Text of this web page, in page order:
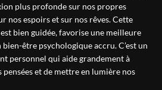
plus profonde sur nos propres
nos espoirs et sur nos rêves. Cette
bien guidée, favorise une meilleure
être psychologique accru. C’est un
personnel qui aide grandement à
et de mettre en lumière nos